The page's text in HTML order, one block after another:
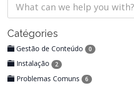
Catégories
Gestão de Conteúdo 0
Instalação 2
Problemas Comuns 6